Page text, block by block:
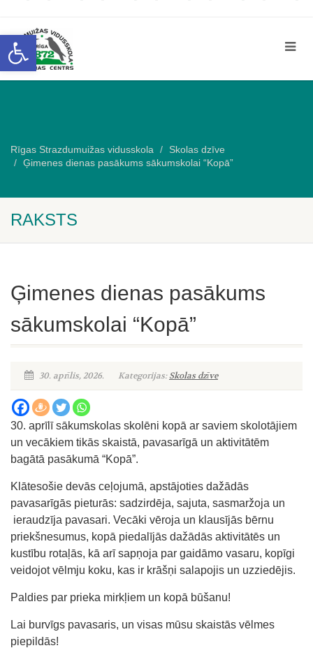
Open toolbar
Rīgas Strazdumuižas vidusskola
Skolas dzīve
Ģimenes dienas pasākums sākumskolai “Kopā”
RAKSTS
Ģimenes dienas pasākums
sākumskolai “Kopā”
30. aprīlis, 2026. Kategorijas:Skolas dzīve
30. aprīlī sākumskolas skolēni kopā ar saviem skolotājiem
un vecākiem tikās skaistā, pavasarīgā un aktivitātēm
bagātā pasākumā “Kopā”.
Klātesošie devās ceļojumā, apstājoties dažādās
pavasarīgās pieturās: sadzirdēja, sajuta, sasmaržoja un
ieraudzīja pavasari. Vecāki vēroja un klausījās bērnu
priekšnesumus, kopā piedalījās dažādās aktivitātēs un
kustību rotaļās, kā arī sapņoja par gaidāmo vasaru, kopīgi
veidojot vēlmju koku, kas ir krāšņi salapojis un uzziedējis.
Paldies par prieka mirkļiem un kopā būšanu!
Lai burvīgs pavasaris, un visas mūsu skaistās vēlmes
piepildās!